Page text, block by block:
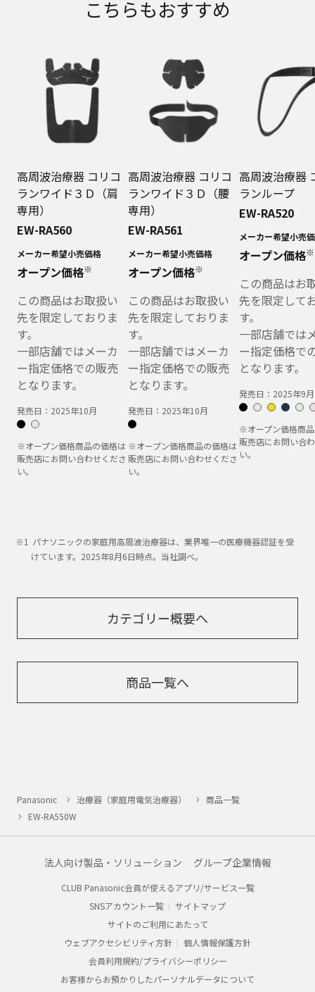
こちらもおすすめ
高周波治療器 コリコ
ランワイド３Ｄ（肩
専用）
EW-RA560
メーカー希望小売価格
オープン価格※
この商品はお取扱い
先を限定しておりま
す。
一部店舗ではメーカ
ー指定価格での販売
となります。
発売日： 2025年10月
※オープン価格商品の価格は
販売店にお問い合わせくださ
い。
高周波治療器 コリコ
ランワイド３Ｄ（腰
専用）
EW-RA561
メーカー希望小売価格
オープン価格※
この商品はお取扱い
先を限定しておりま
す。
一部店舗ではメーカ
ー指定価格での販売
となります。
発売日： 2025年10月
※オープン価格商品の価格は
販売店にお問い合わせくださ
い。
高周波治療器
ランループ
EW-RA520
メーカー希望小売
オープン価格※
この商品はお
先を限定して
す。
一部店舗では
ー指定価格で
となります。
発売日： 2025年9月
※オープン価格商
販売店にお問い合
い。
パナソニックの家庭用高周波治療器は、業界唯一の医療機器認証を受
けています。2025年8月6日時点。当社調べ。
カテゴリー概要へ
商品一覧へ
Panasonic 治療器（家庭用電気治療器）
商品一覧
EW-RA550W
法人向け製品・ソリューション グループ企業情報
CLUB Panasonic会員が使えるアプリ/サービス一覧
SNSアカウント一覧
サイトマップ
サイトのご利用にあたって
ウェブアクセシビリティ方針
個人情報保護方針
会員利用規約/プライバシーポリシー
お客様からお預かりしたパーソナルデータについて